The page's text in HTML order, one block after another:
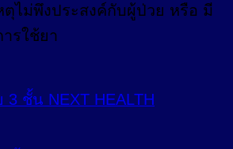
ตุไม่พึงประสงค์กับผู้ป่วย หรือ มี
รใช้ยา